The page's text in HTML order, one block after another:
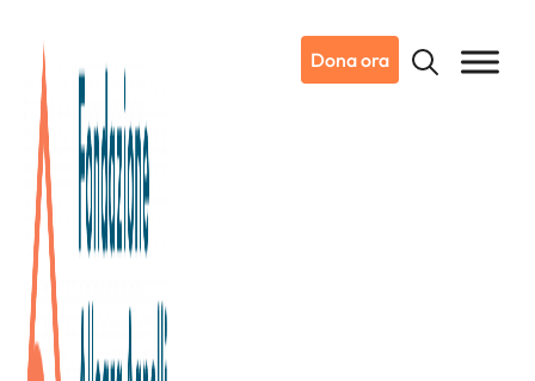
Dona ora
28/08/2024
Notizie da Candiolo
Ci chiamavano ONLUS e ora